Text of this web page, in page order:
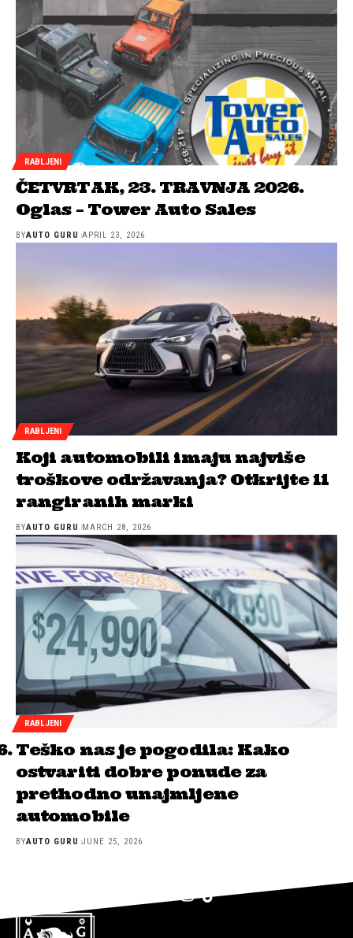
RABLJENI
ČETVRTAK, 23. TRAVNJA 2026.
Oglas – Tower Auto Sales
BYAUTO GURU APRIL 23, 2026
RABLJENI
Koji automobili imaju najviše
troškove održavanja? Otkrijte 11
rangiranih marki
BYAUTO GURU MARCH 28, 2026
RABLJENI
Teško nas je pogodila: Kako
ostvariti dobre ponude za
prethodno unajmljene
automobile
BYAUTO GURU JUNE 25, 2026